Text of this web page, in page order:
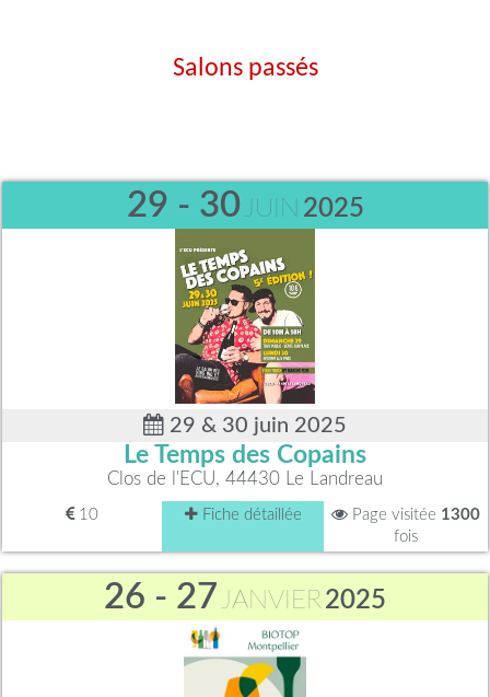
Salons passés
29 - 30JUIN 2025
29 & 30 juin 2025
Le Temps des Copains
Clos de l'ECU, 44430 Le Landreau
10 Fiche détaillée Page visitée 1300
fois
26 - 27JANVIER2025